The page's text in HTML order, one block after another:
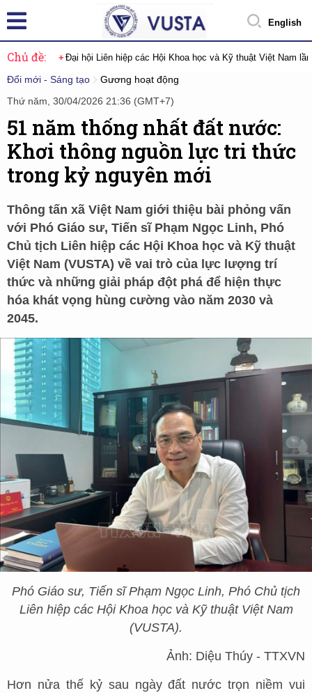
English
Chủ đề: Đại hội Liên hiệp các Hội Khoa học và Kỹ thuật Việt Nam
Đổi mới - Sáng tạo
Gương hoạt động
Thứ năm, 30/04/2026 21:36 (GMT+7)
51 năm thống nhất đất nước:
Khơi thông nguồn lực tri thức
trong kỷ nguyên mới
Thông tấn xã Việt Nam giới thiệu bài phỏng vấn
với Phó Giáo sư, Tiến sĩ Phạm Ngọc Linh, Phó
Chủ tịch Liên hiệp các Hội Khoa học và Kỹ thuật
Việt Nam (VUSTA) về vai trò của lực lượng trí
thức và những giải pháp đột phá để hiện thực
hóa khát vọng hùng cường vào năm 2030 và
2045.
Phó Giáo sư, Tiến sĩ Phạm Ngọc Linh, Phó Chủ tịch
Liên hiệp các Hội Khoa học và Kỹ thuật Việt Nam
(VUSTA).
Ảnh: Diệu Thúy - TTXVN
Hơn nửa thế kỷ sau ngày đất nước trọn niềm vui